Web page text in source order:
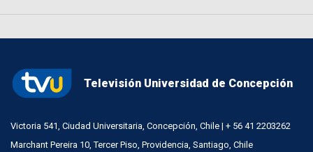
Televisión Universidad de Concepción
Victoria 541, Ciudad Universitaria, Concepción, Chile | + 56 41 2203262
Marchant Pereira 10, Tercer Piso, Providencia, Santiago, Chile